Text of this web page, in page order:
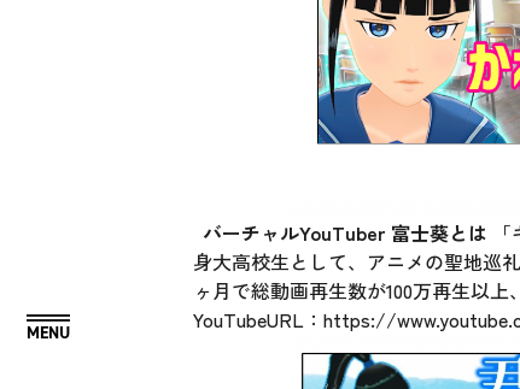
バーチャルYouTuber 富士葵とは
身大高校生として、アニメの聖地巡
ヶ月で総動画再生数が100万再生以
YouTubeURL： https://